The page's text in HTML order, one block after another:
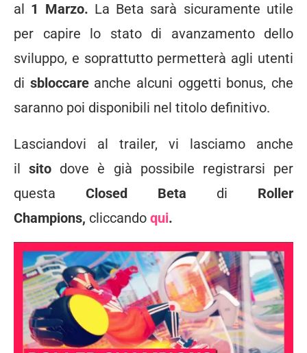
al 1 Marzo. La Beta sarà sicuramente utile
per capire lo stato di avanzamento dello
sviluppo, e soprattutto permetterà agli utenti
di sbloccare anche alcuni oggetti bonus, che
saranno poi disponibili nel titolo definitivo.
Lasciandovi al trailer, vi lasciamo anche
ilsito dove è già possibile registrarsi per
questa Closed Beta di Roller
Champions, cliccando qui.